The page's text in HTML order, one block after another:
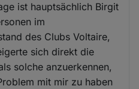
ist hauptsächlich Birgit
im
des Clubs Voltaire,
sich direkt die
solche anzuerkennen,
mit mir zu haben